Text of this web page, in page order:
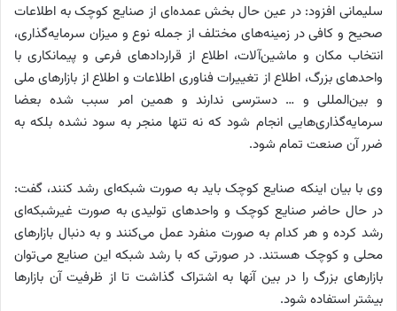
سلیمانی افزود: در عین حال بخش عمده‌ای از صنایع کوچک به اطلاعات
صحیح و کافی در زمینه‌های مختلف از جمله نوع و میزان سرمایه‌گذاری،
انتخاب مکان و ماشین‌آلات، اطلاع از قراردادهای فرعی و پیمانکاری با
واحدهای بزرگ، اطلاع از تغییرات فناوری اطلاعات و اطلاع از بازارهای ملی
و بین‌المللی و … دسترسی ندارند و همین امر سبب شده بعضا
سرمایه‌گذاری‌هایی انجام شود که نه تنها منجر به سود نشده بلکه به
ضرر آن صنعت تمام شود.
وی با بیان اینکه صنایع کوچک باید به صورت شبکه‌ای رشد کنند، گفت:
در حال حاضر صنایع کوچک و واحدهای تولیدی به صورت غیرشبکه‌ای
رشد کرده و هر کدام به صورت منفرد عمل می‌کنند و به دنبال بازارهای
محلی و کوچک هستند. در صورتی که با رشد شبکه این صنایع می‌توان
بازارهای بزرگ را در بین آنها به اشتراک گذاشت تا از ظرفیت آن بازارها
بیشتر استفاده شود.